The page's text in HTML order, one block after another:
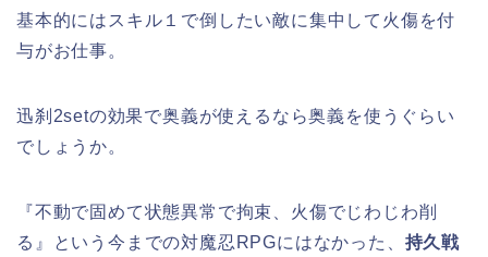
基本的にはスキル１で倒したい敵に集中して火傷を付
与がお仕事。
迅刹2setの効果で奥義が使えるなら奥義を使うぐらい
でしょうか。
『不動で固めて状態異常で拘束、火傷でじわじわ削
る』という今までの対魔忍RPGにはなかった、 持久戦